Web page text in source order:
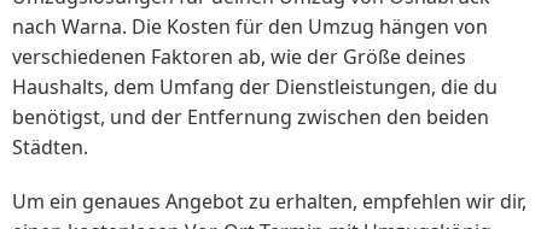
nach Warna. Die Kosten für den Umzug hängen von
verschiedenen Faktoren ab, wie der Größe deines
Haushalts, dem Umfang der Dienstleistungen, die du
benötigst, und der Entfernung zwischen den beiden
Städten.
Um ein genaues Angebot zu erhalten, empfehlen wir dir,